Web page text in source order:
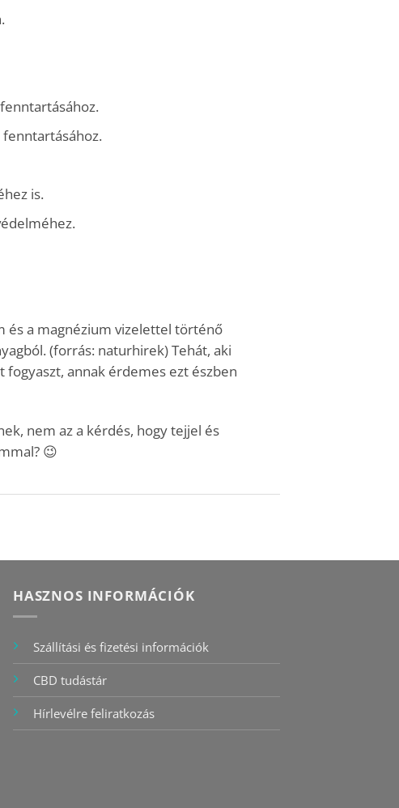
is.
és a magnézium vizelettel történő
(forrás: naturhirek) Tehát, aki
annak érdemes ezt észben
nem az a kérdés, hogy tejjel és
😉
HASZNOS INFORMÁCIÓK
Szállítási és fizetési információk
CBD tudástár
Hírlevélre feliratkozás